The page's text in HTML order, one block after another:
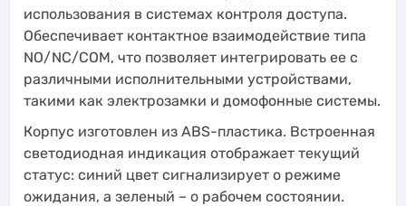
использования в системах контроля доступа.
Обеспечивает контактное взаимодействие типа
NO/NC/COM, что позволяет интегрировать ее с
различными исполнительными устройствами,
такими как электрозамки и домофонные системы.
Корпус изготовлен из ABS-пластика. Встроенная
светодиодная индикация отображает текущий
статус: синий цвет сигнализирует о режиме
ожидания, а зеленый – о рабочем состоянии.